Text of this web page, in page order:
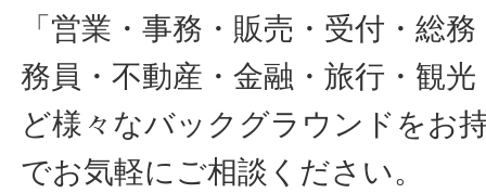
「営業・事務・販売・受付・総
務員・不動産・金融・旅行・観
ど様々なバックグラウンドをお
でお気軽にご相談ください。